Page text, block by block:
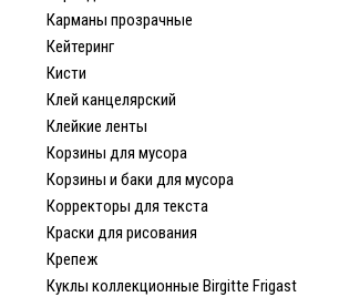
Карманы прозрачные
Кейтеринг
Кисти
Клей канцелярский
Клейкие ленты
Корзины для мусора
Корзины и баки для мусора
Корректоры для текста
Краски для рисования
Крепеж
Куклы коллекционные Birgitte Frigast